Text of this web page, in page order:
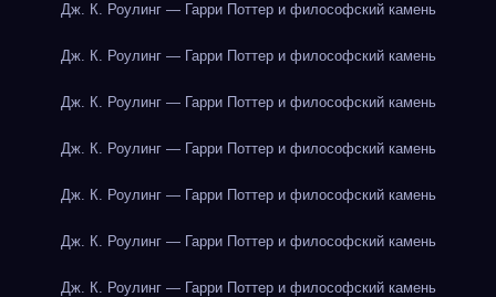
Дж. К. Роулинг — Гарри Поттер и философский камень
Дж. К. Роулинг — Гарри Поттер и философский камень
Дж. К. Роулинг — Гарри Поттер и философский камень
Дж. К. Роулинг — Гарри Поттер и философский камень
Дж. К. Роулинг — Гарри Поттер и философский камень
Дж. К. Роулинг — Гарри Поттер и философский камень
Дж. К. Роулинг — Гарри Поттер и философский камень